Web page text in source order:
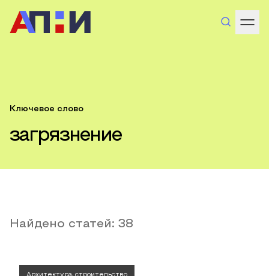
Ключевое слово
загрязнение
Найдено статей: 38
Архитектура, строительство